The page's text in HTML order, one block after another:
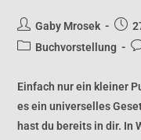
Gaby Mrosek
Buchvorstellung
Einfach nur ein kleiner
es ein universelles
hast du bereits in dir. In